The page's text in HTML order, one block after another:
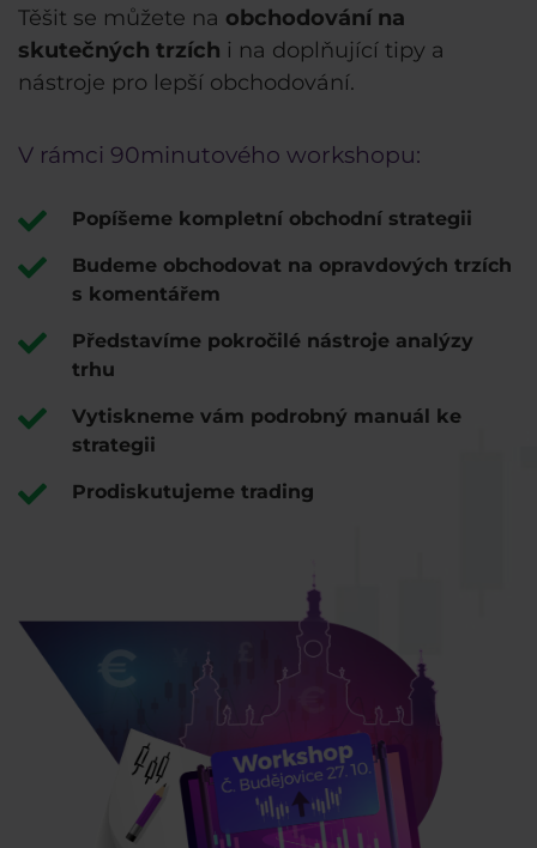
Těšit se můžete na obchodování na
skutečných trzích i na doplňující tipy a
nástroje pro lepší obchodování.
V rámci 90minutového workshopu:
Popíšeme kompletní obchodní strategii
Budeme obchodovat na opravdových trzích
s komentářem
Představíme pokročilé nástroje analýzy
trhu
Vytiskneme vám podrobný manuál ke
strategii
Prodiskutujeme trading